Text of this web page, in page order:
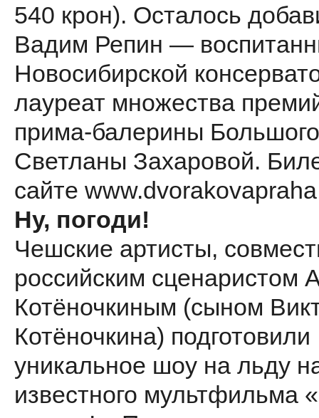
540 крон). Осталось
Вадим Репин —
Новосибирской
лауреат множества
прима-балерины
Светланы Захаровой.
сайте
Ну, погоди!
Чешские артисты,
российским сценаристом
Котёночкиным (сыном
Котёночкина) подготовили
уникальное шоу на льду
известного мультфильма